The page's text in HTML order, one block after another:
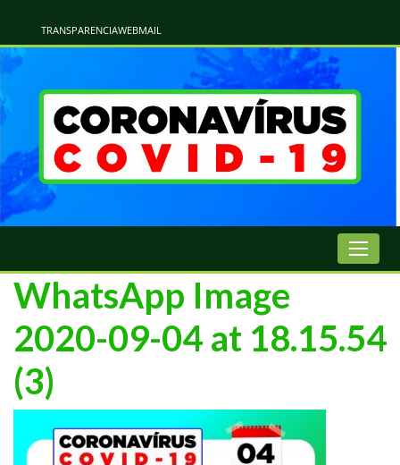
TRANSPARENCIAWEBMAIL
WhatsApp Image
2020-09-04 at 18.15.54
(3)